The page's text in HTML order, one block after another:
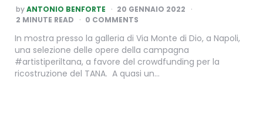
POSTED
BY
byANTONIO BENFORTE
20 GENNAIO 2022
2 MINUTE READ 0 COMMENTS
In mostra presso la galleria di Via Monte di Dio, a Napoli,
una selezione delle opere della campagna
#artistiperiltana, a favore del crowdfunding per la
ricostruzione del TANA. A quasi un…